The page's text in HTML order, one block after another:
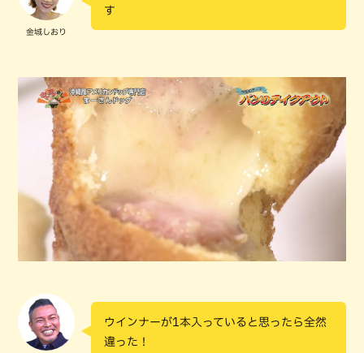
金城しおり
す
ウインナーが1本入っていると思ったら全然
違った！